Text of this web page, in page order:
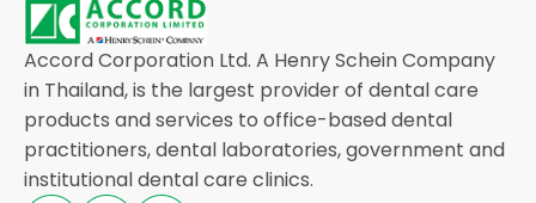
Accord Corporation Ltd. A Henry Schein Company
in Thailand, is the largest provider of dental care
products and services to office-based dental
practitioners, dental laboratories, government and
institutional dental care clinics.